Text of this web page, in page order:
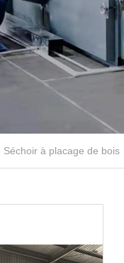
Séchoir à placage de bois